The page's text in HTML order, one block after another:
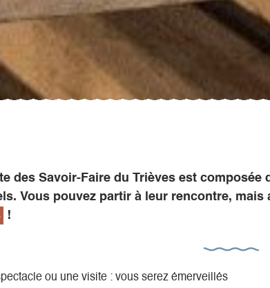
des Savoir-Faire du Trièves est
Vous pouvez partir à leur rencontre, mais
!
ou une visite : vous serez émerveillés